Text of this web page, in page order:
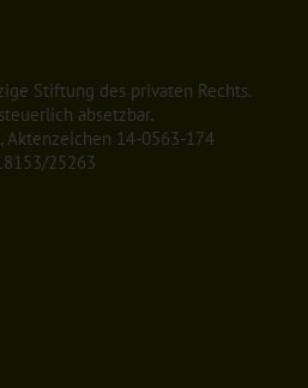
Stiftung des privaten Rechts.
absetzbar.
Aktenzeichen 14-0563-174
25263